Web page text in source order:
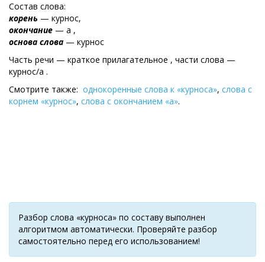
Состав слова:
корень — курнос,
окончание — а ,
основа слова — курнос
Часть речи — краткое прилагательное , части слова —
курнос/а .
Смотрите также: однокоренные слова к «курноса», слова с
корнем «курнос», слова с окончанием «а».
Разбор слова «курноса» по составу выполнен
алгоритмом автоматически. Проверяйте разбор
самостоятельно перед его использованием!